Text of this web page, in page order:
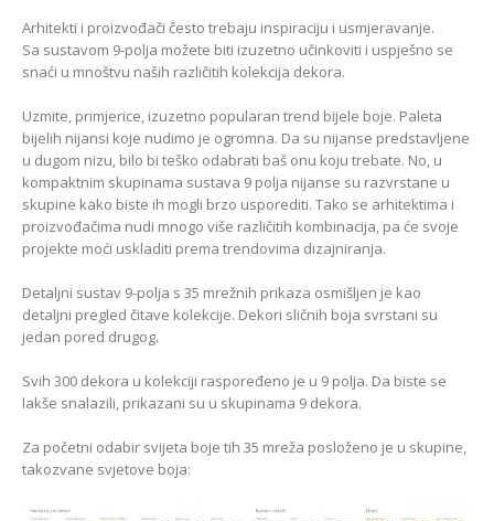
Arhitekti i proizvođači često trebaju inspiraciju i usmjeravanje.
Sa sustavom 9-polja možete biti izuzetno učinkoviti i uspješno se
snaći u mnoštvu naših različitih kolekcija dekora.
Uzmite, primjerice, izuzetno popularan trend bijele boje. Paleta
bijelih nijansi koje nudimo je ogromna. Da su nijanse predstavljene
u dugom nizu, bilo bi teško odabrati baš onu koju trebate. No, u
kompaktnim skupinama sustava 9 polja nijanse su razvrstane u
skupine kako biste ih mogli brzo usporediti. Tako se arhitektima i
proizvođačima nudi mnogo više različitih kombinacija, pa će svoje
projekte moći uskladiti prema trendovima dizajniranja.
Detaljni sustav 9-polja s 35 mrežnih prikaza osmišljen je kao
detaljni pregled čitave kolekcije. Dekori sličnih boja svrstani su
jedan pored drugog.
Svih 300 dekora u kolekciji raspoređeno je u 9 polja. Da biste se
lakše snalazili, prikazani su u skupinama 9 dekora.
Za početni odabir svijeta boje tih 35 mreža posloženo je u skupine,
takozvane svjetove boja: